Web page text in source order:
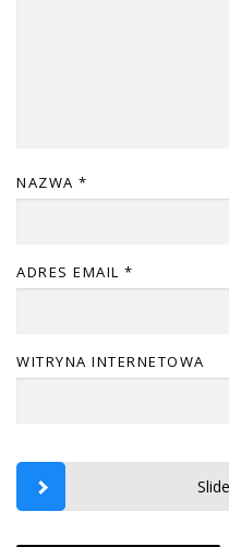
NAZWA *
ADRES EMAIL *
WITRYNA INTERNETOWA